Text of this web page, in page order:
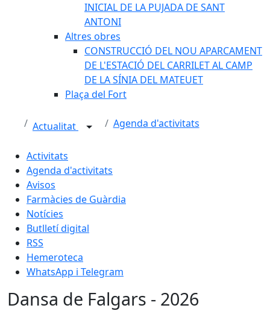
INICIAL DE LA PUJADA DE SANT
ANTONI
Altres obres
CONSTRUCCIÓ DEL NOU APARCAMENT
DE L'ESTACIÓ DEL CARRILET AL CAMP
DE LA SÍNIA DEL MATEUET
Plaça del Fort
Actualitat Agenda d'activitats
Activitats
Agenda d'activitats
Avisos
Farmàcies de Guàrdia
Notícies
Butlletí digital
RSS
Hemeroteca
WhatsApp i Telegram
Dansa de Falgars - 2026